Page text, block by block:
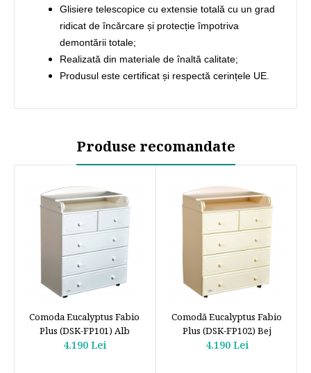
Glisiere telescopice cu extensie totală cu un grad
ridicat de încărcare și protecție împotriva
demontării totale;
Realizată din materiale de înaltă calitate;
Produsul este certificat și respectă cerințele UE.
Produse recomandate
Comoda Eucalyptus Fabio
Plus (DSK-FP101) Alb
4.190 Lei
Comodă Eucalyptus Fabio
Plus (DSK-FP102) Bej
4.190 Lei